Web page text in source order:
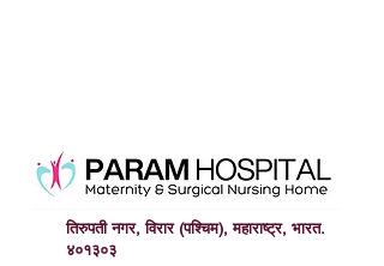
तिरुपती नगर, विरार (पश्चिम), महाराष्ट्र, भारत.
४०१३०३